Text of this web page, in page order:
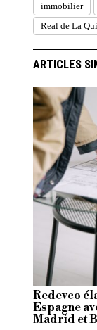
immobilier
Real de La
ARTICLES
Redevco
Espagne
Madrid et